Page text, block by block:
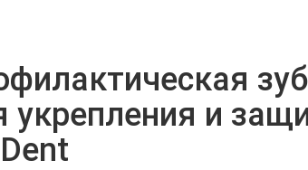
укрепления и